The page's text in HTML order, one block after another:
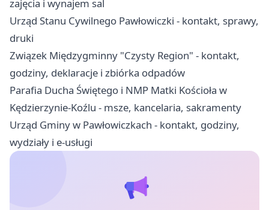
zajęcia i wynajem sal
Urząd Stanu Cywilnego Pawłowiczki - kontakt, sprawy,
druki
Związek Międzygminny "Czysty Region" - kontakt,
godziny, deklaracje i zbiórka odpadów
Parafia Ducha Świętego i NMP Matki Kościoła w
Kędzierzynie-Koźlu - msze, kancelaria, sakramenty
Urząd Gminy w Pawłowiczkach - kontakt, godziny,
wydziały i e-usługi